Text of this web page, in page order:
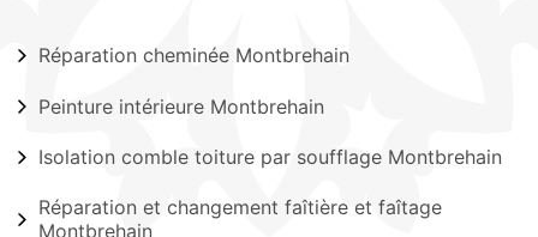
Réparation cheminée Montbrehain
Peinture intérieure Montbrehain
Isolation comble toiture par soufflage Montbrehain
Réparation et changement faîtière et faîtage
Montbrehain